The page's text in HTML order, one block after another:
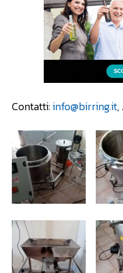
Contatti:info@birring.it,